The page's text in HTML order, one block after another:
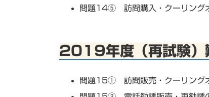
問題14⑤ 訪問購入・クーリング
2019年度（再試験）
問題15① 訪問販売・クーリン